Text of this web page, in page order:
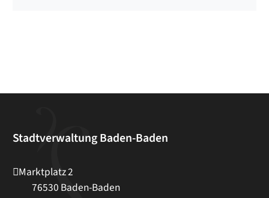
Stadtverwaltung Baden-Baden
Marktplatz 2
76530 Baden-Baden